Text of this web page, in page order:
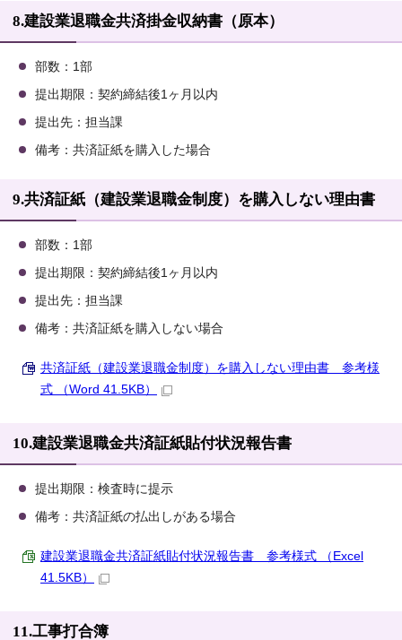
8.建設業退職金共済掛金収納書（原本）
部数：1部
提出期限：契約締結後1ヶ月以内
提出先：担当課
備考：共済証紙を購入した場合
9.共済証紙（建設業退職金制度）を購入しない理由書
部数：1部
提出期限：契約締結後1ヶ月以内
提出先：担当課
備考：共済証紙を購入しない場合
共済証紙（建設業退職金制度）を購入しない理由書 参考様
式 （Word 41.5KB）
10.建設業退職金共済証紙貼付状況報告書
提出期限：検査時に提示
備考：共済証紙の払出しがある場合
建設業退職金共済証紙貼付状況報告書 参考様式 （Excel
41.5KB）
11.工事打合簿